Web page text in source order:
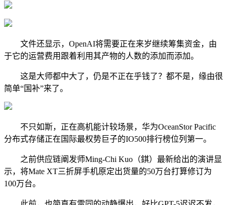
文件还显示，OpenAI将需要正在来岁继续筹集资金，由
于它的运营费用跟着利用其产物的人数的添加而添加。
这是大师都中大了，仍是不正在乎钱了？都不是，缘由很
简单“国补”来了。
不只如斯，正在高机能计较场景，华为OceanStor Pacific
分布式存储正在国际最权势巨子的IO500排行榜位列第一。
之前供应链阐发师Ming-Chi Kuo（錤）最新给出的演讲显
示，将Mate XT三折屏手机原定出货量的50万台打算修订为
100万台。